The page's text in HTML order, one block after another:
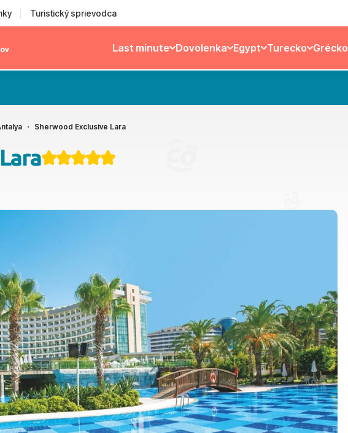
Turistický sprievodca
Last minute Dovolenka Egypt Turecko Grécko
Sherwood Exclusive Lara